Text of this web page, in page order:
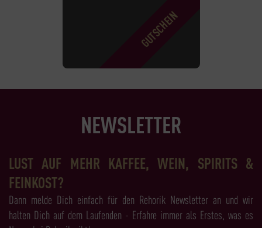
NEWSLETTER
LUST AUF MEHR KAFFEE, WEIN, SPIRITS &
FEINKOST?
Dann melde Dich einfach für den Rehorik Newsletter an und wir
halten Dich auf dem Laufenden - Erfahre immer als Erstes, was es